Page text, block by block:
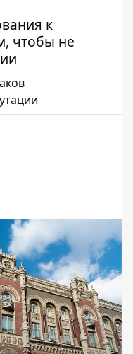
к
чтобы не